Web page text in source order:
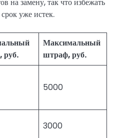
уже истек.
руб.
Максимальный
штраф, руб.
5000
3000